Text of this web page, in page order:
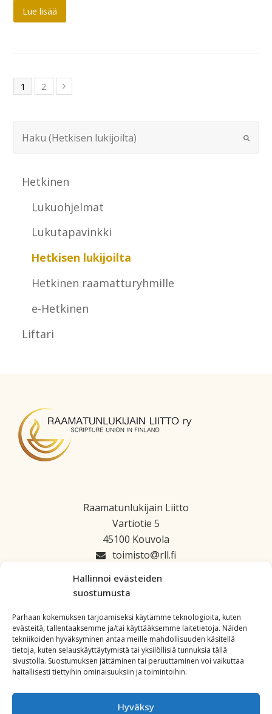
Hallinnoi evästeiden
suostumusta
Parhaan kokemuksen tarjoamiseksi käytämme teknologioita, kuten
evästeitä, tallentaaksemme ja/tai käyttääksemme laitetietoja. Näiden
tekniikoiden hyväksyminen antaa meille mahdollisuuden käsitellä
tietoja, kuten selauskäyttäytymistä tai yksilöllisiä tunnuksia tällä
sivustolla. Suostumuksen jättäminen tai peruuttaminen voi vaikuttaa
haitallisesti tiettyihin ominaisuuksiin ja toimintoihin.
Hyväksy
Lue lisää
1 2
Hetkinen
Lukuohjelmat
Lukutapavinkki
Hetkisen lukijoilta
Hetkinen raamatturyhmille
e-Hetkinen
Liftari
Raamatunlukijain Liitto
Vartiotie 5
45100 Kouvola
toimisto
rll.fi